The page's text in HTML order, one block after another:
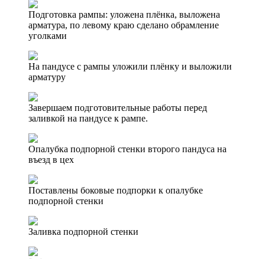
Подготовка рампы: уложена плёнка, выложена
арматура, по левому краю сделано обрамление
уголками
На пандусе с рампы уложили плёнку и выложили
арматуру
Завершаем подготовительные работы перед
заливкой на пандусе к рампе.
Опалубка подпорной стенки второго пандуса на
въезд в цех
Поставлены боковые подпорки к опалубке
подпорной стенки
Заливка подпорной стенки